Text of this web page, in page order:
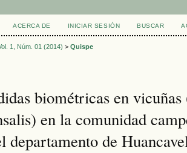
ACERCA DE INICIAR SESIÓN BUSCAR
1, Núm. 01 (2014) > Quispe
biométricas en
en la comunidad
departamento de